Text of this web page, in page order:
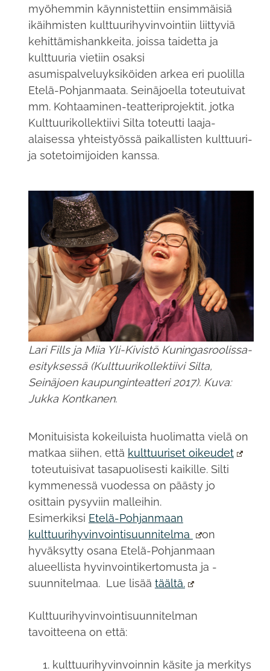
myöhemmin käynnistettiin ensimmäisiä
ikäihmisten kulttuurihyvinvointiin liittyviä
kehittämishankkeita, joissa taidetta ja
kulttuuria vietiin osaksi
asumispalveluyksiköiden arkea eri puolilla
Etelä-Pohjanmaata. Seinäjoella toteutuivat
mm. Kohtaaminen-teatteriprojektit, jotka
Kulttuurikollektiivi Silta toteutti laaja-
alaisessa yhteistyössä paikallisten kulttuuri-
ja sotetoimijoiden kanssa.
Lari Fills ja Miia Yli-Kivistö Kuningasroolissa-
esityksessä (Kulttuurikollektiivi Silta,
Seinäjoen kaupunginteatteri 2017). Kuva:
Jukka Kontkanen.
Monituisista kokeiluista huolimatta vielä on
matkaa siihen, että kulttuuriset oikeudet
toteutuisivat tasapuolisesti kaikille. Silti
kymmenessä vuodessa on päästy jo
osittain pysyviin malleihin.
Esimerkiksi Etelä-Pohjanmaan
kulttuurihyvinvointisuunnitelma
on
hyväksytty osana Etelä-Pohjanmaan
alueellista hyvinvointikertomusta ja -
suunnitelmaa. Lue lisää täältä.
Kulttuurihyvinvointisuunnitelman
tavoitteena on että:
kulttuurihyvinvoinnin käsite ja merkitys